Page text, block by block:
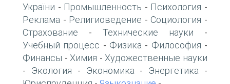
України - Промышленность - Психология -
Реклама - Религиоведение - Социология -
Страхование - Технические науки -
Учебный процесс - Физика - Философия -
Финансы - Химия - Художественные науки
- Экология - Экономика - Энергетика -